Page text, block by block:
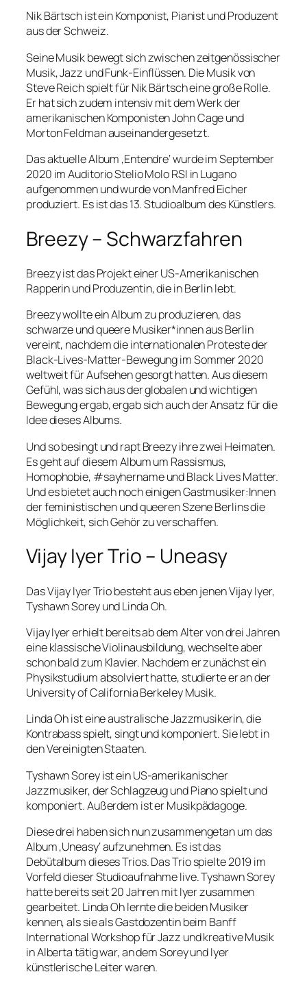
Nik Bärtsch ist ein Komponist, Pianist und Produzent
aus der Schweiz.
Seine Musik bewegt sich zwischen zeitgenössischer
Musik, Jazz und Funk-Einflüssen. Die Musik von
Steve Reich spielt für Nik Bärtsch eine große Rolle.
Er hat sich zudem intensiv mit dem Werk der
amerikanischen Komponisten John Cage und
Morton Feldman auseinandergesetzt.
Das aktuelle Album ‚Entendre‘ wurde im September
2020 im Auditorio Stelio Molo RSI in Lugano
aufgenommen und wurde von Manfred Eicher
produziert. Es ist das 13. Studioalbum des Künstlers.
Breezy – Schwarzfahren
Breezy ist das Projekt einer US-Amerikanischen
Rapperin und Produzentin, die in Berlin lebt.
Breezy wollte ein Album zu produzieren, das
schwarze und queere Musiker*innen aus Berlin
vereint, nachdem die internationalen Proteste der
Black-Lives-Matter-Bewegung im Sommer 2020
weltweit für Aufsehen gesorgt hatten. Aus diesem
Gefühl, was sich aus der globalen und wichtigen
Bewegung ergab, ergab sich auch der Ansatz für die
Idee dieses Albums.
Und so besingt und rapt Breezy ihre zwei Heimaten.
Es geht auf diesem Album um Rassismus,
Homophobie, #sayhername und Black Lives Matter.
Und es bietet auch noch einigen Gastmusiker:Innen
der feministischen und queeren Szene Berlins die
Möglichkeit, sich Gehör zu verschaffen.
Vijay Iyer Trio – Uneasy
Das Vijay Iyer Trio besteht aus eben jenen Vijay Iyer,
Tyshawn Sorey und Linda Oh.
Vijay Iyer erhielt bereits ab dem Alter von drei Jahren
eine klassische Violinausbildung, wechselte aber
schon bald zum Klavier. Nachdem er zunächst ein
Physikstudium absolviert hatte, studierte er an der
University of California Berkeley Musik.
Linda Oh ist eine australische Jazzmusikerin, die
Kontrabass spielt, singt und komponiert. Sie lebt in
den Vereinigten Staaten.
Tyshawn Sorey ist ein US-amerikanischer
Jazzmusiker, der Schlagzeug und Piano spielt und
komponiert. Außerdem ist er Musikpädagoge.
Diese drei haben sich nun zusammengetan um das
Album ‚Uneasy‘ aufzunehmen. Es ist das
Debütalbum dieses Trios. Das Trio spielte 2019 im
Vorfeld dieser Studioaufnahme live. Tyshawn Sorey
hatte bereits seit 20 Jahren mit Iyer zusammen
gearbeitet. Linda Oh lernte die beiden Musiker
kennen, als sie als Gastdozentin beim Banff
International Workshop für Jazz und kreative Musik
in Alberta tätig war, an dem Sorey und Iyer
künstlerische Leiter waren.